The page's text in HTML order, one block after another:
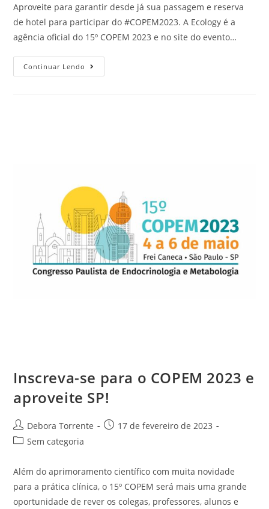
Aproveite para garantir desde já sua passagem e reserva
de hotel para participar do #COPEM2023. A Ecology é a
agência oficial do 15º COPEM 2023 e no site do evento…
Continuar Lendo
Inscreva-se para o COPEM 2023 e
aproveite SP!
Debora Torrente
17 de fevereiro de 2023
Sem categoria
Além do aprimoramento científico com muita novidade
para a prática clínica, o 15º COPEM será mais uma grande
oportunidade de rever os colegas, professores, alunos e